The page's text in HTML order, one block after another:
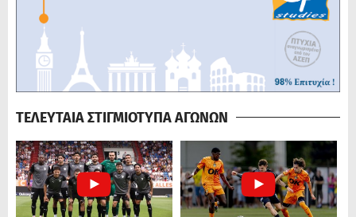
ΤΕΛΕΥΤΑΙΑ ΣΤΙΓΜΙΟΤΥΠΑ ΑΓΩΝΩΝ